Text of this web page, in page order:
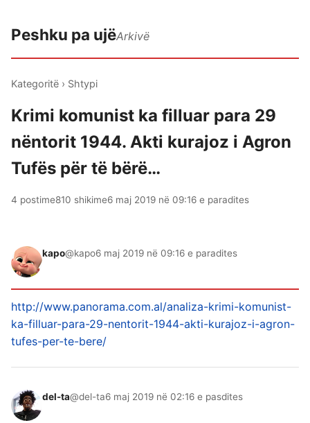
Peshku pa ujëArkivë
Kategoritë › Shtypi
Krimi komunist ka filluar para 29
nëntorit 1944. Akti kurajoz i Agron
Tufës për të bërë…
4 postime810 shikime6 maj 2019 në 09:16 e paradites
kapo@kapo6 maj 2019 në 09:16 e paradites
http://www.panorama.com.al/analiza-krimi-komunist-
ka-filluar-para-29-nentorit-1944-akti-kurajoz-i-agron-
tufes-per-te-bere/
del-ta@del-ta6 maj 2019 në 02:16 e pasdites